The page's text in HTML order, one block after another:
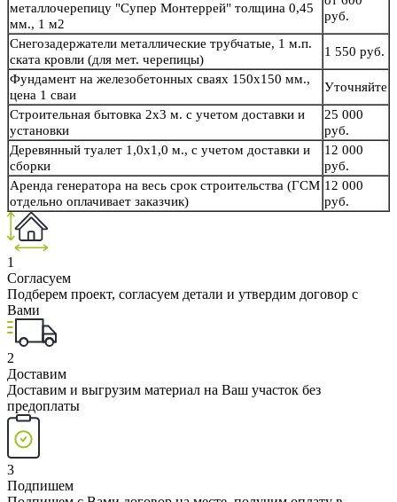
металлочерепицу "Супер Монтеррей" толщина 0,45
мм., 1 м2
руб.
Снегозадержатели металлические трубчатые, 1 м.п.
ската кровли (для мет. черепицы)
1 550 руб.
Фундамент на железобетонных сваях 150х150 мм.,
цена 1 сваи
Уточняйте
Строительная бытовка 2х3 м. с учетом доставки и
установки
25 000
руб.
Деревянный туалет 1,0х1,0 м., с учетом доставки и
сборки
12 000
руб.
Аренда генератора на весь срок строительства (ГСМ
отдельно оплачивает заказчик)
12 000
руб.
1
Согласуем
Подберем проект, согласуем детали и утвердим договор с
Вами
2
Доставим
Доставим и выгрузим материал на Ваш участок без
предоплаты
3
Подпишем